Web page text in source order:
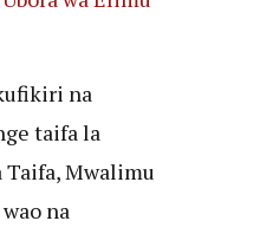
na
taifa la
Taifa, Mwalimu
na